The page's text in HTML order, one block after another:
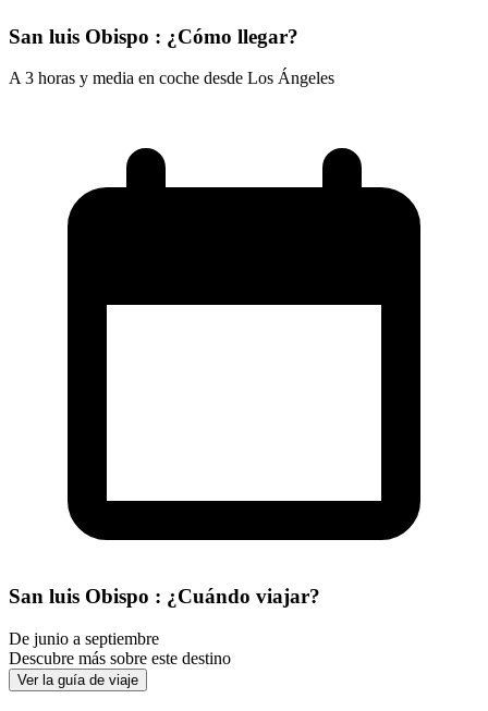
San luis Obispo : ¿Cómo llegar?
A 3 horas y media en coche desde Los Ángeles
San luis Obispo : ¿Cuándo viajar?
De junio a septiembre
Descubre más sobre este destino
Ver la guía de viaje